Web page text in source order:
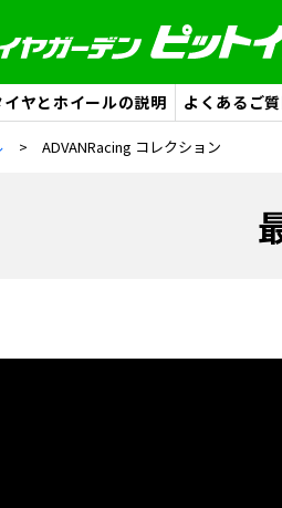
イヤとホイールの説明 よくあるご
ADVANRacing コレクション